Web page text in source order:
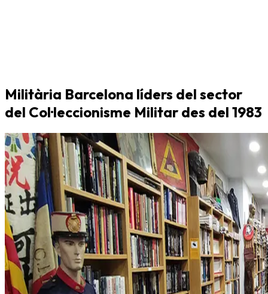
Militària Barcelona líders del sector
del Col·leccionisme Militar des del 1983